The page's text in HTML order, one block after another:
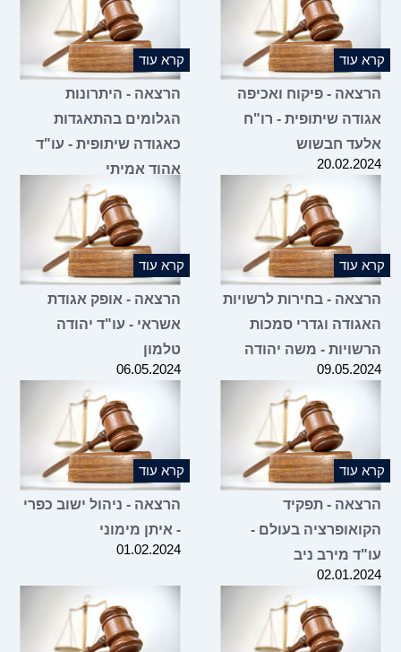
קרא עוד
הרצאה - פיקוח ואכיפה
אגודה שיתופית - רו"ח
אלעד חבשוש
20.02.2024
קרא עוד
הרצאה - היתרונות
הגלומים בהתאגדות
כאגודה שיתופית - עו"ד
אהוד אמיתי
קרא עוד
הרצאה - בחירות לרשויות
האגודה וגדרי סמכות
הרשויות - משה יהודה
09.05.2024
קרא עוד
הרצאה - אופק אגודת
אשראי - עו"ד יהודה
טלמון
06.05.2024
קרא עוד
הרצאה - תפקיד
הקואופרציה בעולם -
עו"ד מירב ניב
02.01.2024
קרא עוד
הרצאה - ניהול ישוב כפרי
- איתן מימוני
01.02.2024